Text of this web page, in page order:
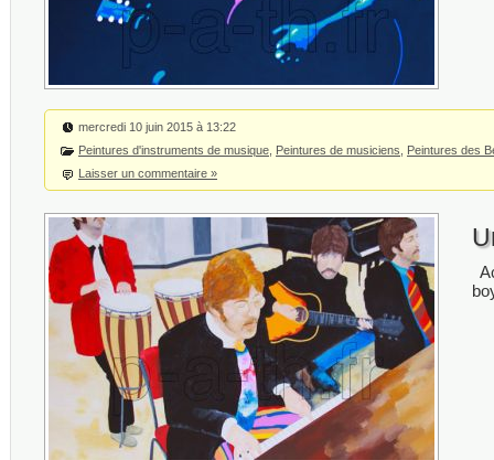
mercredi 10 juin 2015 à 13:22
Peintures d'instruments de musique Peintures de musiciens
Peintures des
Laisser un commentaire »